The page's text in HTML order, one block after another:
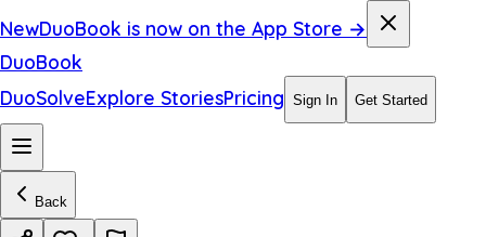
NewDuoBook is now on the App Store →
DuoBook
DuoSolveExplore StoriesPricing Sign In Get Started
Back